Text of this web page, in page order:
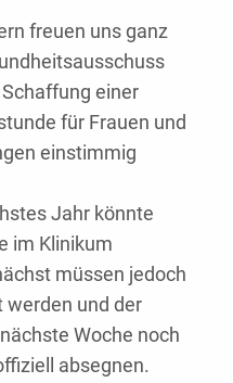
freuen uns ganz
einer
für Frauen und
einstimmig
Jahr könnte
im Klinikum
müssen jedoch
werden und der
Woche noch
absegnen.